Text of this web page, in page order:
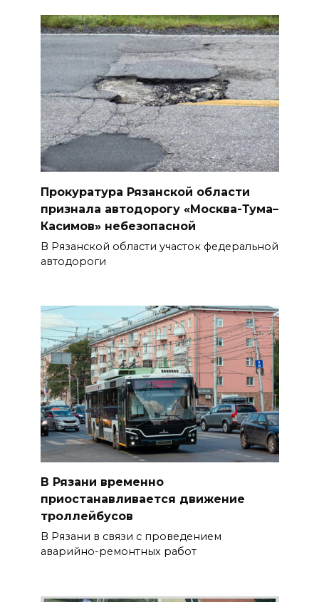
Прокуратура Рязанской области
признала автодорогу «Москва-Тума–
Касимов» небезопасной
В Рязанской области участок федеральной
автодороги
В Рязани временно
приостанавливается движение
троллейбусов
В Рязани в связи с проведением
аварийно-ремонтных работ